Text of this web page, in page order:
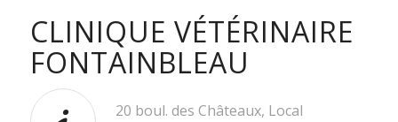
CLINIQUE VÉTÉRINAIRE
FONTAINBLEAU
20 boul. des Châteaux, Local